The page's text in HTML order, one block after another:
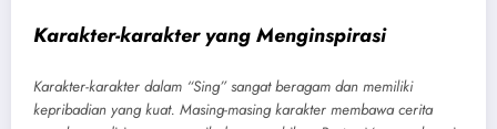
Karakter-karakter yang Menginspirasi
Karakter-karakter dalam “Sing” sangat beragam dan memiliki
kepribadian yang kuat. Masing-masing karakter membawa cerita